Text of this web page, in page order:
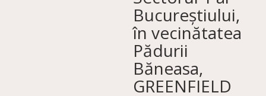
Bucureștiului,
în vecinătatea
Pădurii
Băneasa,
GREENFIELD